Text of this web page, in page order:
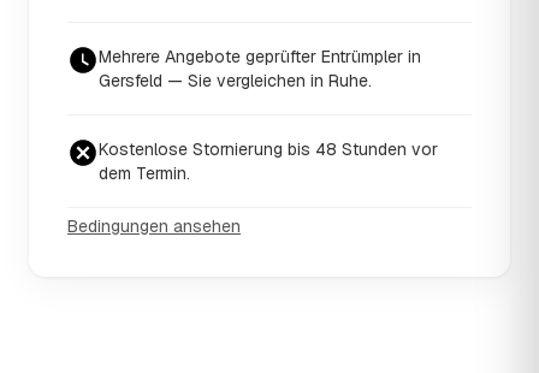
Mehrere Angebote geprüfter Entrümpler in
Gersfeld — Sie vergleichen in Ruhe.
Kostenlose Stornierung bis 48 Stunden vor
dem Termin.
Bedingungen ansehen